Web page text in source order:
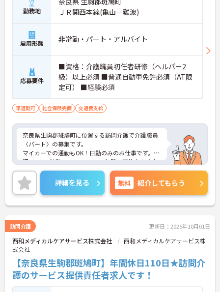
勤務地
ＪＲ関西本線(亀山－難波)
雇用形態 非常勤・パート・アルバイト
応募要件
■資格：介護職員初任者研修（ヘルパー2
級）以上必須 ■普通自動車免許必須（AT限
定可） ■経験必須
車通勤可 社会保険完備 交通費支給
奈良県生駒郡斑鳩町に位置する訪問介護で介護職員
〈パート〉の募集です。
マイカーでの通勤もOK！日勤のみのお仕事です。
週3～から勤務OKで、シフトの相談も可能なため自
分のペースで働くことができます◎しっかりとした
フォロー体制で、経験に関わらず安心してスタート
できます。
こちらの求人にご興味がございましたら面接のポイ
ントもお伝えしますので是非ご応募お待ちしており
詳細を見る 無料 紹介してもらう
訪問介護 更新日：2025年10月01日
西和メディカルケアサービス株式会社
西和メディカルケアサービス株
式会社
【奈良県生駒郡斑鳩町】年間休日110日★訪問介
護のサービス提供責任者求人です！